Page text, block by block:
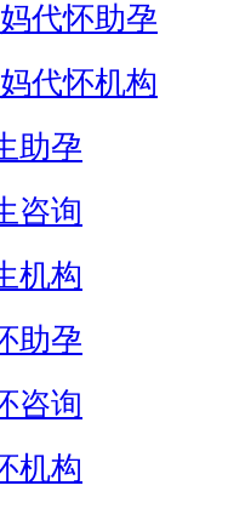
代怀助孕
代怀机构
助孕
咨询
机构
助孕
咨询
机构